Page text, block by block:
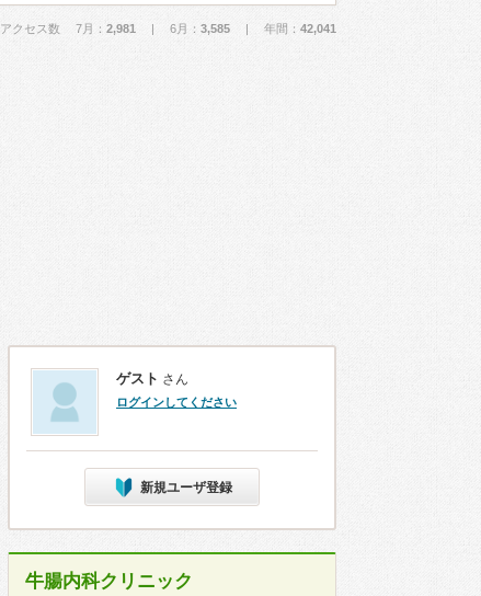
アクセス数 7月： 2,981 | 6月： 3,585 | 年間： 42,041
ゲスト さん
ログインしてください
新規ユーザ登録
牛腸内科クリニック